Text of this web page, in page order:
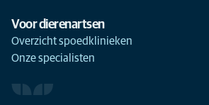
Voor dierenartsen
Overzicht spoedklinieken
Onze specialisten